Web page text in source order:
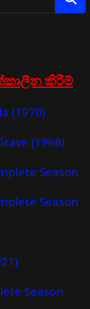
කිරීම්
(1970)
(1968)
Season
Season
Season